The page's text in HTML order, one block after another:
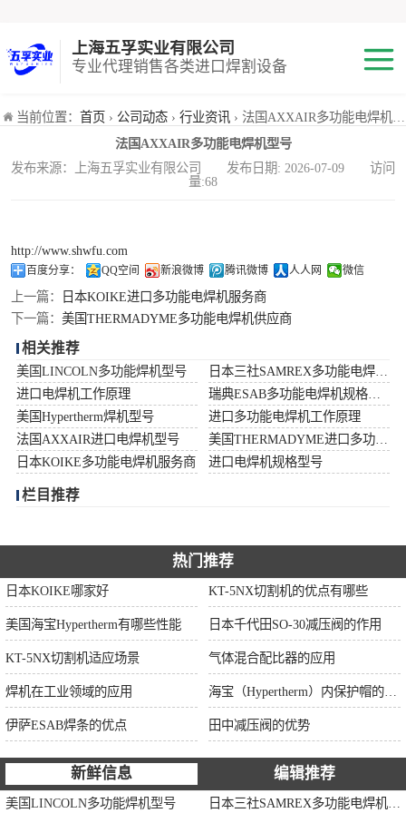
上海五孚实业有限公司
专业代理销售各类进口焊割设备
当前位置： 首页 › 公司动态 › 行业资讯 › 法国AXXAIR多功能电焊机型号
法国AXXAIR多功能电焊机型号
发布来源：上海五孚实业有限公司 发布日期: 2026-07-09 访问
量:68
http://www.shwfu.com
百度分享： QQ空间 新浪微博 腾讯微博 人人网 微信
上一篇：
日本KOIKE进口多功能电焊机服务商
下一篇： 美国THERMADYME多功能电焊机供应商
相关推荐
美国LINCOLN多功能焊机型号
进口电焊机工作原理
美国Hypertherm焊机型号
进口多功能电焊机工作原理
法国AXXAIR进口电焊机型号
日本KOIKE多功能电焊机服务商
进口电焊机规格型号
栏目推荐
热门推荐
日本KOIKE哪家好 KT-5NX切割机的优点有哪些
美国海宝Hypertherm有哪些性能 日本千代田SO-30减压阀的作用
KT-5NX切割机适应场景 气体混合配比器的应用
焊机在工业领域的应用
伊萨ESAB焊条的优点 田中减压阀的优势
新鲜信息 编辑推荐
美国LINCOLN多功能焊机型号
焊机
切割机
小池划线嘴
气体混合配比器
海宝Hypertherm
减压阀
伊萨ESAB焊条
面罩